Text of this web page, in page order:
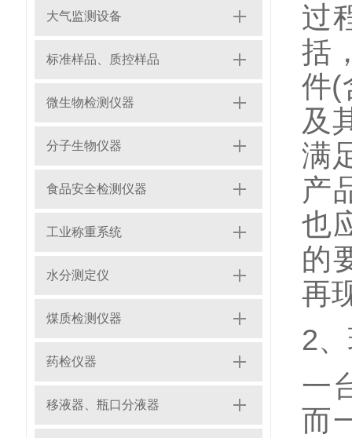
大气监测设备
标准样品、质控样品
微生物检测仪器
分子生物仪器
食品安全检测仪器
工业称重系统
水分测定仪
煤质检测仪器
药检仪器
移液器、瓶口分液器
过
括
件(
及
满
产
也
的
再
2
一
而